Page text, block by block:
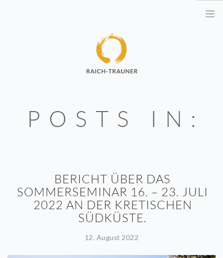
OTTO RAICH
TERMINE
DOWNLOAD
YOGA VIDEO
DOWNLOAD
ACHTSAMKEIT
STUDIEN
POSTS IN:
BERICHT ÜBER DAS
SOMMERSEMINAR 16. – 23. JULI
2022 AN DER KRETISCHEN
SÜDKÜSTE.
12. August 2022